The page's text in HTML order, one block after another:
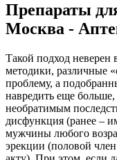
Препараты
Москва -
Такой подход неверен
методики, различные
проблему, а
навредить еще
необратимым
дисфункция (ранее –
мужчины любого
эрекции (половой